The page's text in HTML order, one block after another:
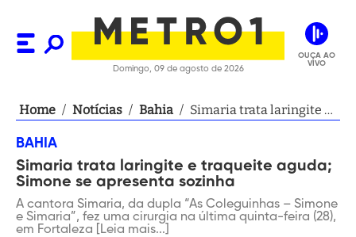
Domingo, 09 de agosto de 2026
OUÇA AO
VIVO
Home / Notícias / Bahia / Simaria trata laringite e
BAHIA
Simaria trata laringite e traqueite aguda;
Simone se apresenta sozinha
A cantora Simaria, da dupla “As Coleguinhas – Simone
e Simaria”, fez uma cirurgia na última quinta-feira (28),
em Fortaleza [Leia mais...]